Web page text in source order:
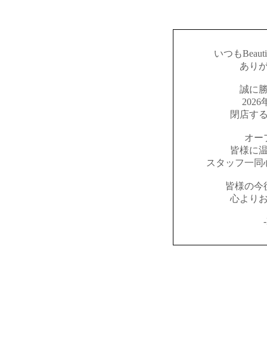
いつも
あり
誠に
2026
閉店す
オー
皆様に
スタッフ一
皆様の今
心より